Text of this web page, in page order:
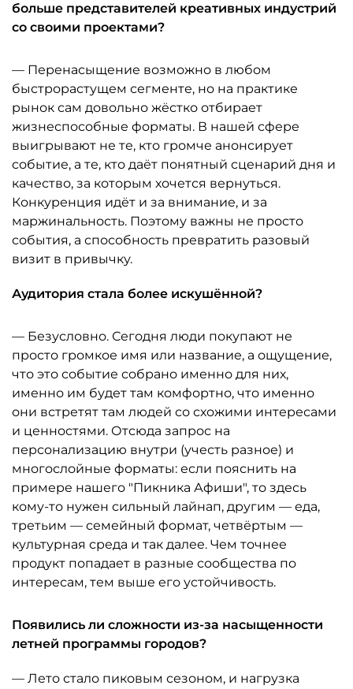
больше представителей креативных индустрий
со своими проектами?
— Перенасыщение возможно в любом
быстрорастущем сегменте, но на практике
рынок сам довольно жёстко отбирает
жизнеспособные форматы. В нашей сфере
выигрывают не те, кто громче анонсирует
событие, а те, кто даёт понятный сценарий дня и
качество, за которым хочется вернуться.
Конкуренция идёт и за внимание, и за
маржинальность. Поэтому важны не просто
события, а способность превратить разовый
визит в привычку.
Аудитория стала более искушённой?
— Безусловно. Сегодня люди покупают не
просто громкое имя или название, а ощущение,
что это событие собрано именно для них,
именно им будет там комфортно, что именно
они встретят там людей со схожими интересами
и ценностями. Отсюда запрос на
персонализацию внутри (учесть разное) и
многослойные форматы: если пояснить на
примере нашего "Пикника Афиши", то здесь
кому-то нужен сильный лайнап, другим — еда,
третьим — семейный формат, четвёртым —
культурная среда и так далее. Чем точнее
продукт попадает в разные сообщества по
интересам, тем выше его устойчивость.
Появились ли сложности из-за насыщенности
летней программы городов?
— Лето стало пиковым сезоном, и нагрузка